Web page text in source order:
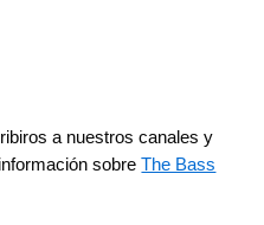
a nuestros canales y
sobreThe Bass